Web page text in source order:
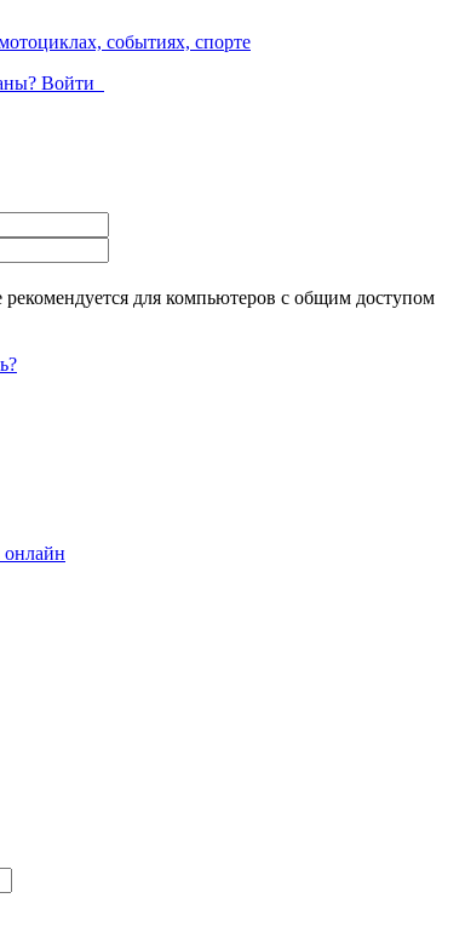
событиях, спорте
Войти
рекомендуется для компьютеров с общим доступом
онлайн